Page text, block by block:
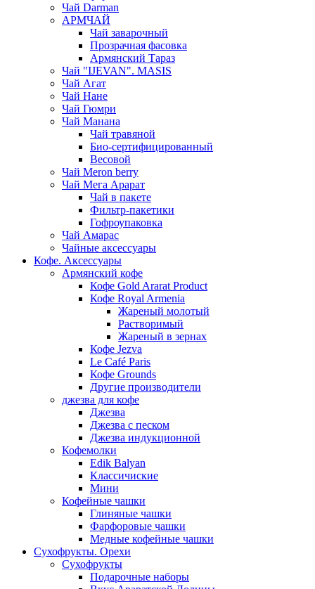
Чай Darman
АРМЧАЙ
Чай заварочный
Прозрачная фасовка
Армянский Тараз
Чай "IJEVAN". MASIS
Чай Агат
Чай Нане
Чай Гюмри
Чай Манана
Чай травяной
Био-сертифицированный
Весовой
Чай Meron berry
Чай Мега Арарат
Чай в пакете
Фильтр-пакетики
Гофроупаковка
Чай Амарас
Чайные аксессуары
Кофе. Аксессуары
Армянский кофе
Кофе Gold Ararat Product
Кофе Royal Armenia
Жареный молотый
Растворимый
Жареный в зернах
Кофе Jezva
Le Café Paris
Кофе Grounds
Другие производители
джезва для кофе
Джезва
Джезва с песком
Джезва индукционной
Кофемолки
Edik Balyan
Классичиские
Мини
Кофейные чашки
Глиняные чашки
Фарфоровые чашки
Медные кофейные чашки
Сухофрукты. Орехи
Сухофрукты
Подарочные наборы